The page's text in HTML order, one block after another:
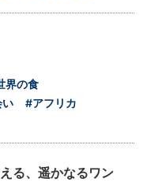
界の食
#アフリカ
る、遥かなるワン